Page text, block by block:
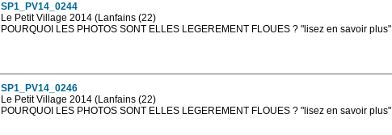
SP1_PV14_0244
Le Petit Village 2014 (Lanfains (22)
POURQUOI LES PHOTOS SONT ELLES LEGEREMENT FLOUES ? "lisez en savoir plus"
SP1_PV14_0246
Le Petit Village 2014 (Lanfains (22)
POURQUOI LES PHOTOS SONT ELLES LEGEREMENT FLOUES ? "lisez en savoir plus"